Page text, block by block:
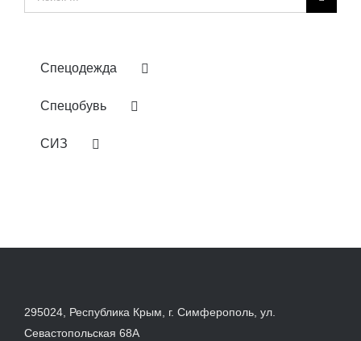
поиска:
Спецодежда
Спецобувь
СИЗ
295024, Республика Крым, г. Симферополь, ул.
Севастопольская 68А